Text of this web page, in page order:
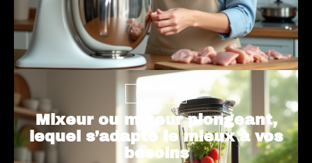
Mixeur ou mixeur plongeant,
lequel s’adapte le mieux à vos
besoins